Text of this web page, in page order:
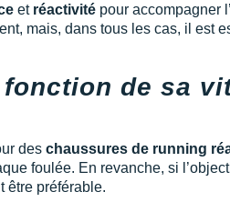
et réactivité pour accompagner
mais, dans tous les cas, il est
de sa
des chaussures de running
foulée. En revanche, si
être préférable.